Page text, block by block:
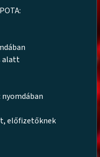
alatt
előfizetőknek